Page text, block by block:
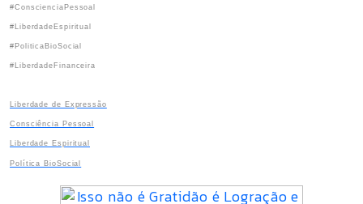
#ConscienciaPessoal
#LiberdadeEspiritual
#PoliticaBioSocial
#LiberdadeFinanceira
Liberdade de Expressão
Consciência Pessoal
Liberdade Espiritual
Política BioSocial